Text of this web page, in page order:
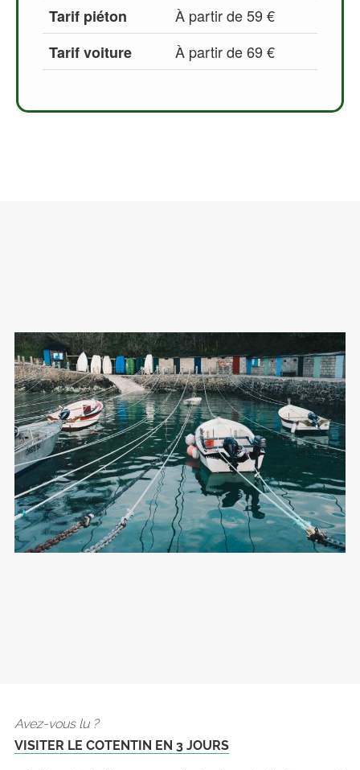
Tarif piéton
À partir de 59 €
Tarif voiture
À partir de 69 €
Avez-vous lu ?
VISITER LE COTENTIN EN 3 JOURS